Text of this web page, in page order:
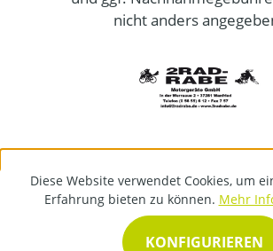
nicht anders
Diese Website verwendet Cookies, um
Erfahrung bieten zu können. Mehr
KONFIGURIEREN